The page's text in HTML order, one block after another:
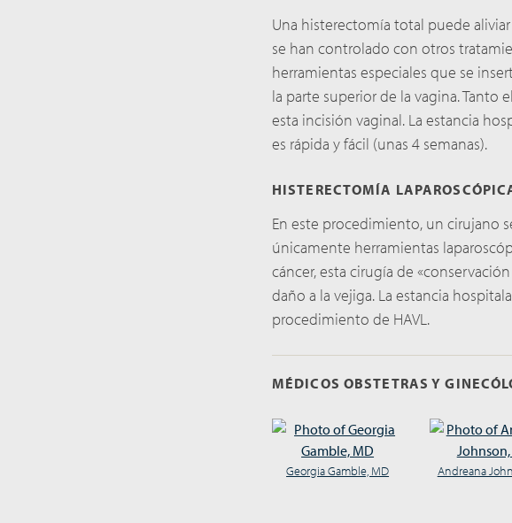
Una histerectomía total puede
se han controlado con otros
herramientas especiales que se
la parte superior de la vagina.
esta incisión vaginal. La estancia
es rápida y fácil (unas 4 semanas).
HISTERECTOMÍA
En este procedimiento, un cirujano
únicamente herramientas
cáncer, esta cirugía de
daño a la vejiga. La estancia
procedimiento de HAVL.
MÉDICOS OBSTETRAS Y
Georgia Gamble, MD Andreana